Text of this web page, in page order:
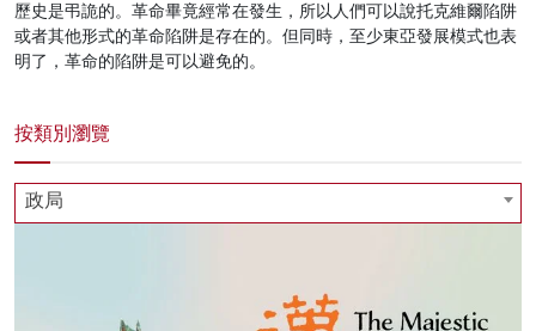
歷史是弔詭的。革命畢竟經常在發生，所以人們可以說托克維爾陷阱
或者其他形式的革命陷阱是存在的。但同時，至少東亞發展模式也表
明了，革命的陷阱是可以避免的。
按類別瀏覽
政局